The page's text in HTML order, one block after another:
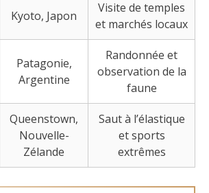
Kyoto, Japon
Visite de temples
et marchés locaux
Patagonie,
Argentine
Randonnée et
observation de la
faune
Queenstown,
Nouvelle-
Zélande
Saut à l’élastique
et sports
extrêmes